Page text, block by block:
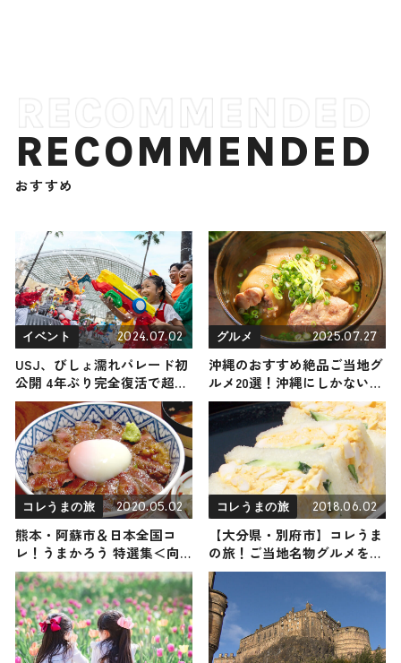
RECOMMENDED
おすすめ
イベント 2024.07.02
USJ、びしょ濡れパレード初
公開 4年ぶり完全復活で超爽
快に
グルメ 2025.07.27
沖縄のおすすめ絶品ご当地グ
ルメ20選！沖縄にしかない名
物から人気の名店17選も紹介
コレうまの旅 2020.05.02
熊本・阿蘇市＆日本全国コ
レ！うまかろう 特選集＜向
井亜紀 編＞
コレうまの旅 2018.06.02
【大分県・別府市】コレうま
の旅！ご当地名物グルメをお
届け